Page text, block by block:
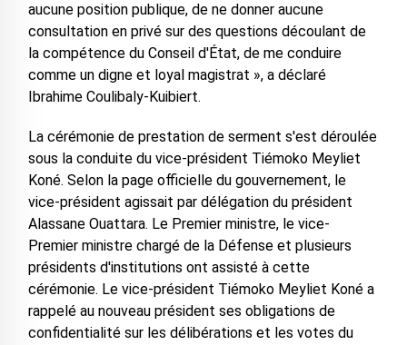
aucune position publique, de ne donner aucune
consultation en privé sur des questions découlant de
la compétence du Conseil d'État, de me conduire
comme un digne et loyal magistrat », a déclaré
Ibrahime Coulibaly-Kuibiert.
La cérémonie de prestation de serment s'est déroulée
sous la conduite du vice-président Tiémoko Meyliet
Koné. Selon la page officielle du gouvernement, le
vice-président agissait par délégation du président
Alassane Ouattara. Le Premier ministre, le vice-
Premier ministre chargé de la Défense et plusieurs
présidents d'institutions ont assisté à cette
cérémonie. Le vice-président Tiémoko Meyliet Koné a
rappelé au nouveau président ses obligations de
confidentialité sur les délibérations et les votes du